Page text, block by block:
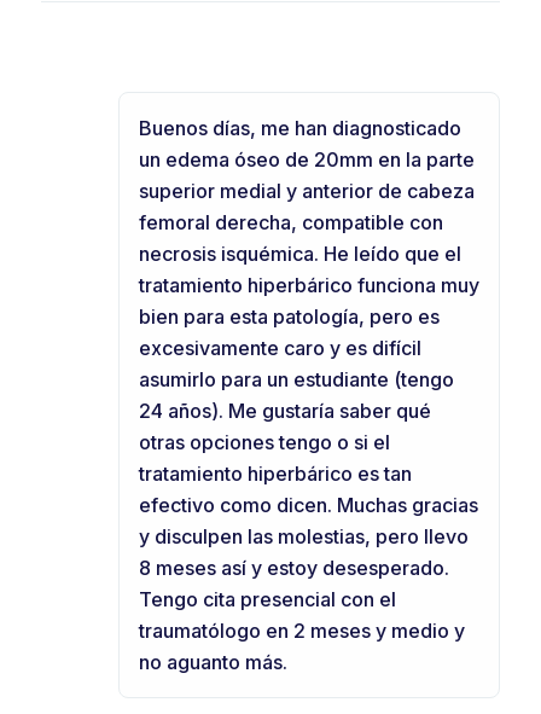
Buenos días, me han diagnosticado
un edema óseo de 20mm en la parte
superior medial y anterior de cabeza
femoral derecha, compatible con
necrosis isquémica. He leído que el
tratamiento hiperbárico funciona muy
bien para esta patología, pero es
excesivamente caro y es difícil
asumirlo para un estudiante (tengo
24 años). Me gustaría saber qué
otras opciones tengo o si el
tratamiento hiperbárico es tan
efectivo como dicen. Muchas gracias
y disculpen las molestias, pero llevo
8 meses así y estoy desesperado.
Tengo cita presencial con el
traumatólogo en 2 meses y medio y
no aguanto más.